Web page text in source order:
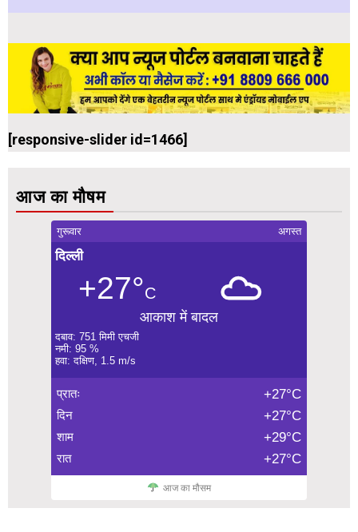
[responsive-slider id=1466]
आज का मौषम
गुरूवार अगस्त
दिल्ली
+27°C
आकाश में बादल
दबाव: 751 मिमी एचजी
नमी: 95 %
हवा: दक्षिण, 1.5 m/s
प्रातः +27°C
दिन +27°C
शाम +29°C
रात +27°C
आज का मौसम